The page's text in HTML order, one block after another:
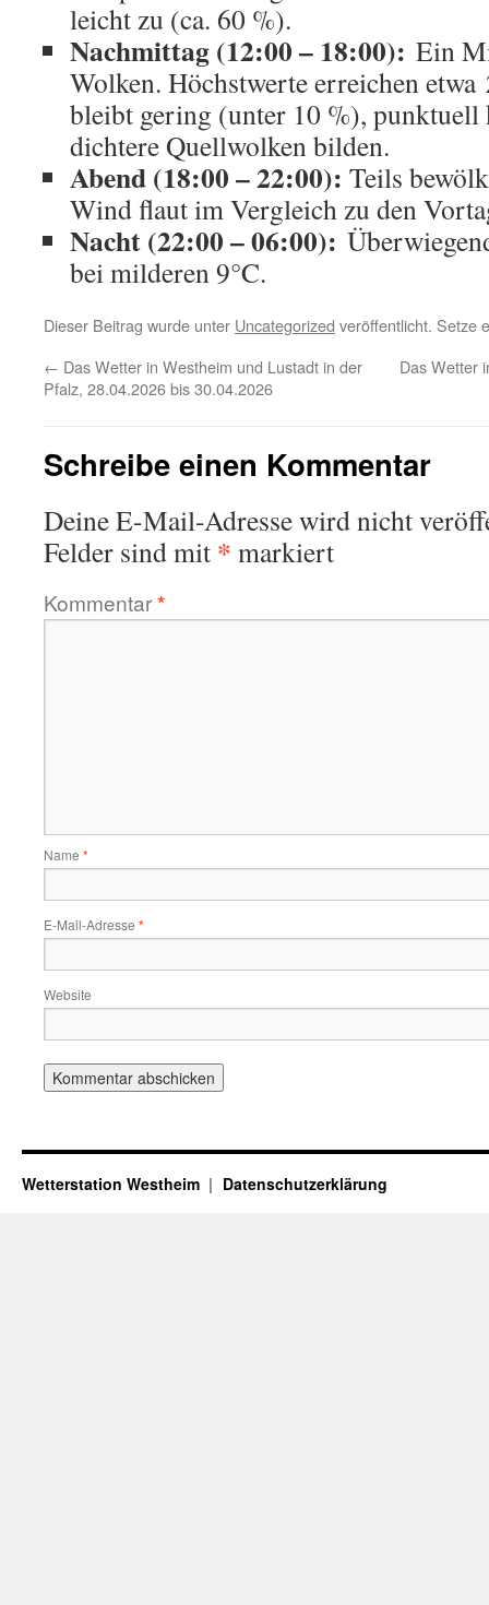
leicht zu (ca. 60 %).
Nachmittag (12:00 – 18:00): Ein
Wolken. Höchstwerte erreichen etwa
bleibt gering (unter 10 %), punktuell
dichtere Quellwolken bilden.
Abend (18:00 – 22:00): Teils
Wind flaut im Vergleich zu den
Nacht (22:00 – 06:00):
bei milderen 9°C.
Dieser Beitrag wurde unter Uncategorized veröffentlicht. Setze
← Das Wetter in Westheim und Lustadt in der
Pfalz, 28.04.2026 bis 30.04.2026
Das Wetter
Schreibe einen Kommentar
Deine E-Mail-Adresse wird nicht
Felder sind mit * markiert
Kommentar*
Name *
E-Mail-Adresse *
Website
Wetterstation Westheim Datenschutzerklärung